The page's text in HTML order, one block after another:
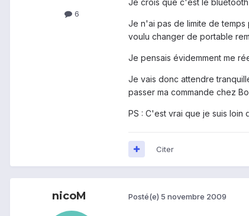
6
Je n'ai pas de limite de
voulu changer de portable
Je pensais évidemment me
Je vais donc attendre
passer ma commande chez
PS : C'est vrai que je suis loin
Citer
nicoM Posté(e) 5 novembre 2009